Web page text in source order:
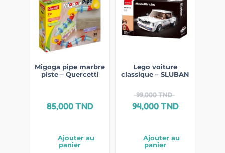
Migoga pipe marbre
piste – Quercetti
85,000TND
Ajouter au
panier
Lego voiture
classique – SLUBAN
99,000TND
94,000TND
Ajouter au
panier